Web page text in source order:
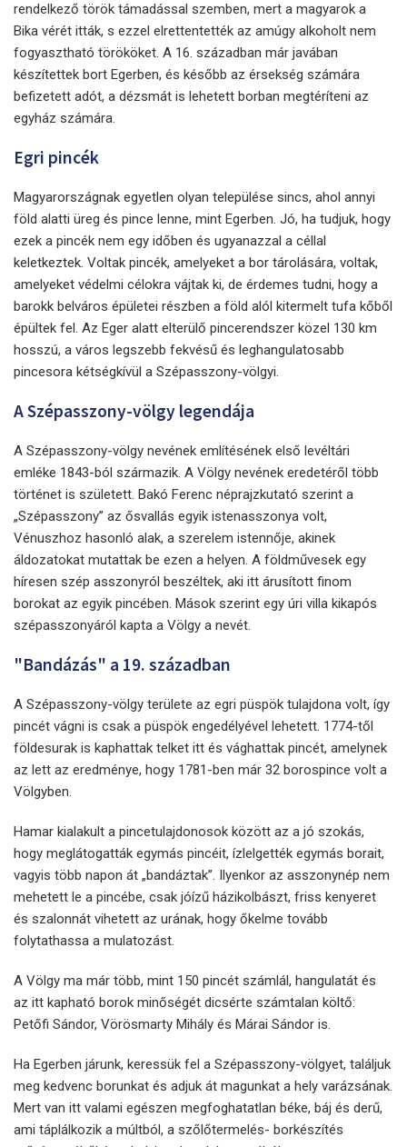
rendelkező török támadással szemben, mert a magyarok a
Bika vérét itták, s ezzel elrettentették az amúgy alkoholt nem
fogyasztható törököket. A 16. században már javában
készítettek bort Egerben, és később az érsekség számára
befizetett adót, a dézsmát is lehetett borban megtéríteni az
egyház számára.
Egri pincék
Magyarországnak egyetlen olyan települése sincs, ahol annyi
föld alatti üreg és pince lenne, mint Egerben. Jó, ha tudjuk, hogy
ezek a pincék nem egy időben és ugyanazzal a céllal
keletkeztek. Voltak pincék, amelyeket a bor tárolására, voltak,
amelyeket védelmi célokra vájtak ki, de érdemes tudni, hogy a
barokk belváros épületei részben a föld alól kitermelt tufa kőből
épültek fel. Az Eger alatt elterülő pincerendszer közel 130 km
hosszú, a város legszebb fekvésű és leghangulatosabb
pincesora kétségkívül a Szépasszony-völgyi.
A Szépasszony-völgy legendája
A Szépasszony-völgy nevének említésének első levéltári
emléke 1843-ból származik. A Völgy nevének eredetéről több
történet is született. Bakó Ferenc néprajzkutató szerint a
„Szépasszony” az ősvallás egyik istenasszonya volt,
Vénuszhoz hasonló alak, a szerelem istennője, akinek
áldozatokat mutattak be ezen a helyen. A földművesek egy
híresen szép asszonyról beszéltek, aki itt árusított finom
borokat az egyik pincében. Mások szerint egy úri villa kikapós
szépasszonyáról kapta a Völgy a nevét.
"Bandázás" a 19. században
A Szépasszony-völgy területe az egri püspök tulajdona volt, így
pincét vágni is csak a püspök engedélyével lehetett. 1774-től
földesurak is kaphattak telket itt és vághattak pincét, amelynek
az lett az eredménye, hogy 1781-ben már 32 borospince volt a
Völgyben.
Hamar kialakult a pincetulajdonosok között az a jó szokás,
hogy meglátogatták egymás pincéit, ízlelgették egymás borait,
vagyis több napon át „bandáztak”. Ilyenkor az asszonynép nem
mehetett le a pincébe, csak jóízű házikolbászt, friss kenyeret
és szalonnát vihetett az urának, hogy őkelme tovább
folytathassa a mulatozást.
A Völgy ma már több, mint 150 pincét számlál, hangulatát és
az itt kapható borok minőségét dicsérte számtalan költő:
Petőfi Sándor, Vörösmarty Mihály és Márai Sándor is.
Ha Egerben járunk, keressük fel a Szépasszony-völgyet, találjuk
meg kedvenc borunkat és adjuk át magunkat a hely varázsának.
Mert van itt valami egészen megfoghatatlan béke, báj és derű,
ami táplálkozik a múltból, a szőlőtermelés- borkészítés